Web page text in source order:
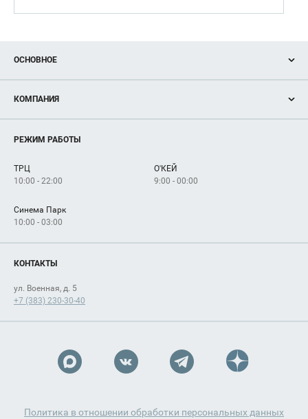
ОСНОВНОЕ
Новости
Магазины
Услуги
КОМПАНИЯ
Рекламодателям
Как добраться
РЕЖИМ РАБОТЫ
ТРЦ
10:00 - 22:00
О'КЕЙ
9:00 - 00:00
Синема Парк
10:00 - 03:00
КОНТАКТЫ
ул. Военная, д. 5
+7 (383) 230-30-40
Политика в отношении обработки персональных данных